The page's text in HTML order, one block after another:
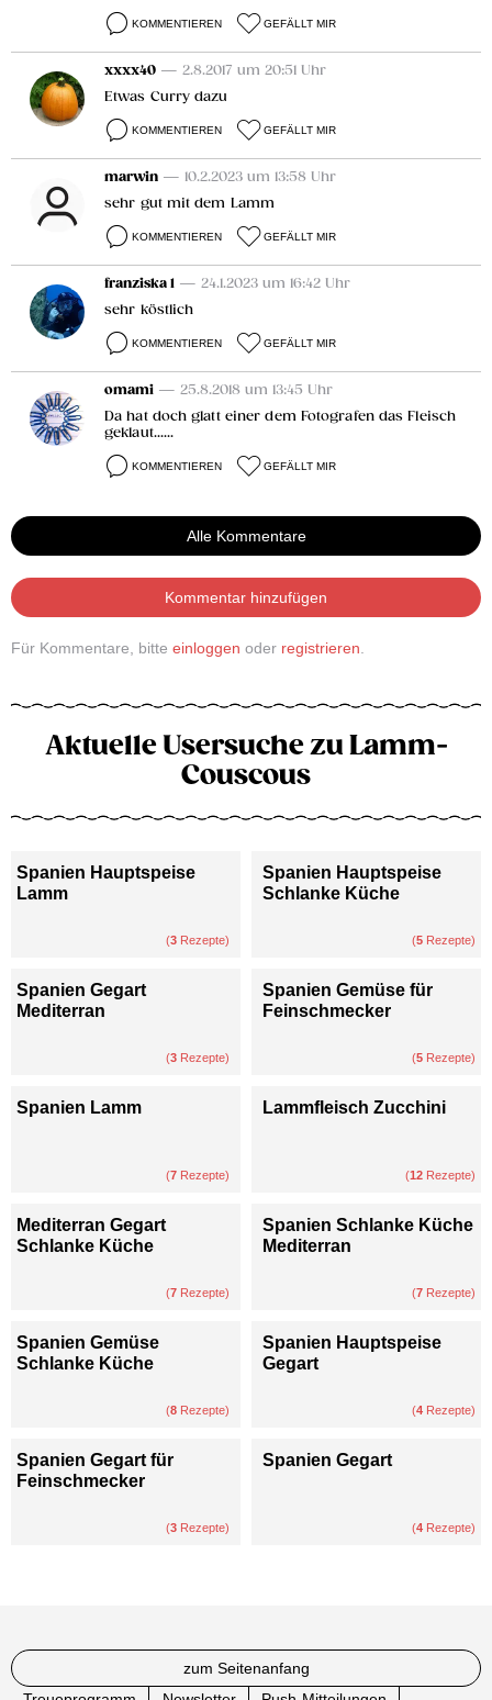
KOMMENTIEREN GEFÄLLT MIR
xxxx40 — 2.8.2017 um 20:51 Uhr
Etwas Curry dazu
KOMMENTIEREN GEFÄLLT MIR
marwin — 10.2.2023 um 13:58 Uhr
sehr gut mit dem Lamm
KOMMENTIEREN GEFÄLLT MIR
franziska 1 — 24.1.2023 um 16:42 Uhr
sehr köstlich
KOMMENTIEREN GEFÄLLT MIR
omami — 25.8.2018 um 13:45 Uhr
Da hat doch glatt einer dem Fotografen das Fleisch
geklaut......
KOMMENTIEREN GEFÄLLT MIR
Alle Kommentare
Kommentar hinzufügen
Für Kommentare, bitte einloggen oder registrieren
Aktuelle Usersuche zu Lamm-
Couscous
Spanien Hauptspeise
Lamm
(3 Rezepte)
Spanien Hauptspeise
Schlanke Küche
(5 Rezepte)
Spanien Gegart
Mediterran
(3 Rezepte)
Spanien Gemüse für
Feinschmecker
(5 Rezepte)
Spanien Lamm
(7 Rezepte)
Lammfleisch Zucchini
(12 Rezepte)
Mediterran Gegart
Schlanke Küche
(7 Rezepte)
Spanien Schlanke Küche
Mediterran
(7 Rezepte)
Spanien Gemüse
Schlanke Küche
(8 Rezepte)
Spanien Hauptspeise
Gegart
(4 Rezepte)
Spanien Gegart für
Feinschmecker
(3 Rezepte)
Spanien Gegart
(4 Rezepte)
zum Seitenanfang